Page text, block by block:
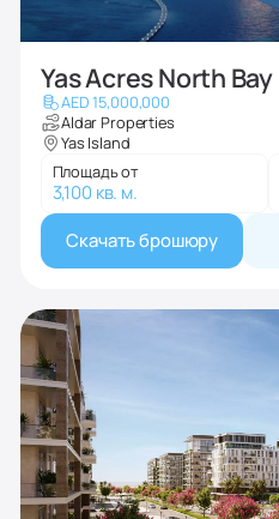
Yas Acres North Bay
AED 15,000,000
Aldar Properties
Yas Island
Площадь от
3,100 кв. м.
Скачать брошюру